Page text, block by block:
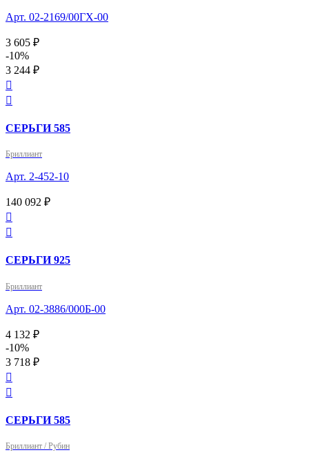
Арт. 02-2169/00ГХ-00
3 605 ₽
-10%
3 244 ₽


СЕРЬГИ 585
Бриллиант
Арт. 2-452-10
140 092 ₽


СЕРЬГИ 925
Бриллиант
Арт. 02-3886/000Б-00
4 132 ₽
-10%
3 718 ₽


СЕРЬГИ 585
Бриллиант / Рубин